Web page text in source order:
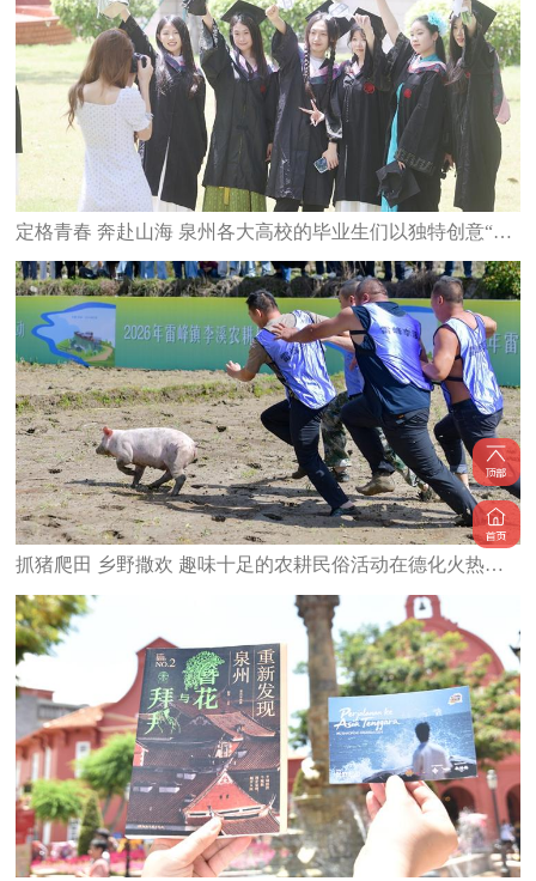
定格青春 奔赴山海 泉州各大高校的毕业生们以独特创意“致青春”
抓猪爬田 乡野撒欢 趣味十足的农耕民俗活动在德化火热开启